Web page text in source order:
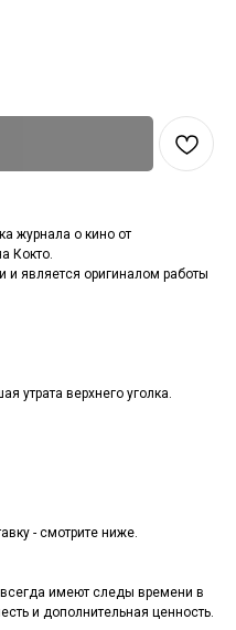
журнала о кино от
Кокто.
и является оригиналом работы
утрата верхнего уголка.
- смотрите ниже.
имеют следы времени в
и дополнительная ценность.